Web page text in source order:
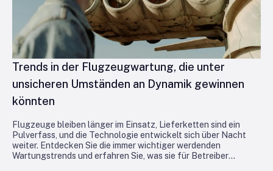
Trends in der Flugzeugwartung, die unter
unsicheren Umständen an Dynamik gewinnen
könnten
Flugzeuge bleiben länger im Einsatz, Lieferketten sind ein
Pulverfass, und die Technologie entwickelt sich über Nacht
weiter. Entdecken Sie die immer wichtiger werdenden
Wartungstrends und erfahren Sie, was sie für Betreiber